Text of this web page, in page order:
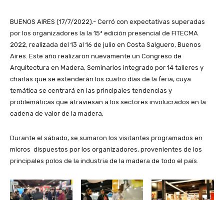
BUENOS AIRES (17/7/2022).- Cerró con expectativas superadas
por los organizadores la la 15ª edición presencial de FITECMA
2022, realizada del 13 al 16 de julio en Costa Salguero, Buenos
Aires. Este año realizaron nuevamente un Congreso de
Arquitectura en Madera, Seminarios integrado por 14 talleres y
charlas que se extenderán los cuatro días de la feria, cuya
temática se centrará en las principales tendencias y
problemáticas que atraviesan a los sectores involucrados en la
cadena de valor de la madera.
Durante el sábado, se sumaron los visitantes programados en
micros dispuestos por los organizadores, provenientes de los
principales polos de la industria de la madera de todo el país.